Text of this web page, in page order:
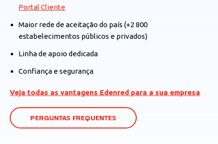
Portal Cliente
Maior rede de aceitação do país (+2 800
estabelecimentos públicos e privados)
Linha de apoio dedicada
Confiança e segurança
Veja todas as vantagens Edenred para a sua empresa
PERGUNTAS FREQUENTES